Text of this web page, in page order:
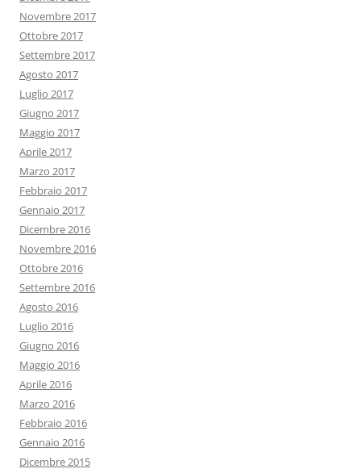
Novembre 2017
Ottobre 2017
Settembre 2017
Agosto 2017
Luglio 2017
Giugno 2017
Maggio 2017
Aprile 2017
Marzo 2017
Febbraio 2017
Gennaio 2017
Dicembre 2016
Novembre 2016
Ottobre 2016
Settembre 2016
Agosto 2016
Luglio 2016
Giugno 2016
Maggio 2016
Aprile 2016
Marzo 2016
Febbraio 2016
Gennaio 2016
Dicembre 2015